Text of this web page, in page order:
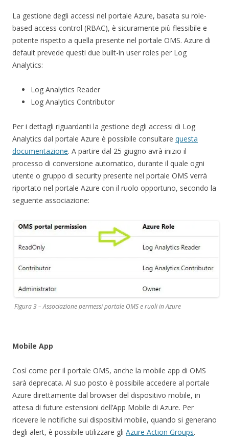
La gestione degli accessi nel portale Azure, basata su role-
based access control (RBAC), è sicuramente più flessibile e
potente rispetto a quella presente nel portale OMS. Azure di
default prevede questi due built-in user roles per Log
Analytics:
Log Analytics Reader
Log Analytics Contributor
Per i dettagli riguardanti la gestione degli accessi di Log
Analytics dal portale Azure è possibile consultare questa
documentazione. A partire dal 25 giugno avrà inizio il
processo di conversione automatico, durante il quale ogni
utente o gruppo di security presente nel portale OMS verrà
riportato nel portale Azure con il ruolo opportuno, secondo la
seguente associazione:
Figura 3 – Associazione permessi portale OMS e ruoli in Azure
Mobile App
Così come per il portale OMS, anche la mobile app di OMS
sarà deprecata. Al suo posto è possibile accedere al portale
Azure direttamente dal browser del dispositivo mobile, in
attesa di future estensioni dell’App Mobile di Azure. Per
ricevere le notifiche sui dispositivi mobile, quando si generano
degli alert, è possibile utilizzare gli Azure Action Groups.